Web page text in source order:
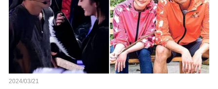
2024/03/21